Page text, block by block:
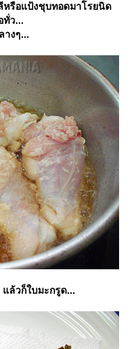
หรือแป้งชุบทอดมาโรยนิด
ทั่ว...
งๆ...
แล้วก็ใบมะกรูด...